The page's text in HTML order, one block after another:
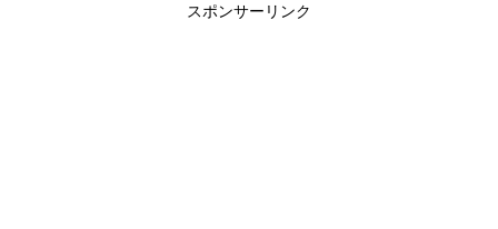
スポンサーリンク